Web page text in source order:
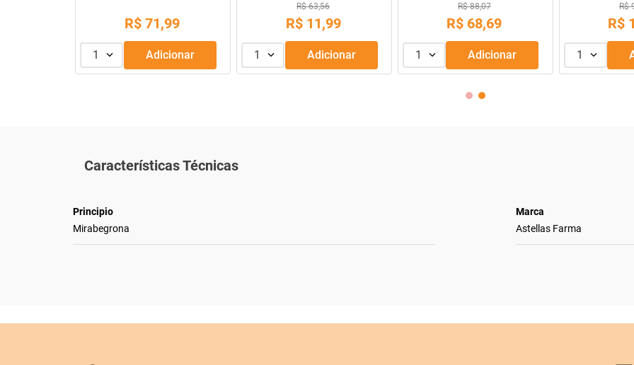
R$ 9,99
1 Adicionar
R$ 169,99
ou3x de R$ 56,66
1 Adicionar
R$ 43,99
R$ 39,99
1 Adicionar
R$
1
Características Técnicas
Principio
Mirabegrona
Marca
Astellas Farma